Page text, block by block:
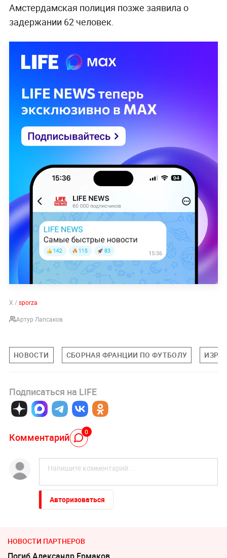
Амстердамская полиция позже заявила о
задержании 62 человек.
X /sporza
Артур Лапсаков
НОВОСТИ СБОРНАЯ ФРАНЦИИ ПО ФУТБОЛУ
Подписаться на LIFE
Комментарий 0
Авторизоваться
НОВОСТИ ПАРТНЕРОВ